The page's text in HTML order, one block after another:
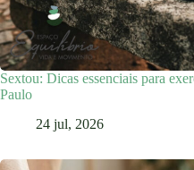
Sextou: Dicas essenciais para
Paulo
24 jul, 2026